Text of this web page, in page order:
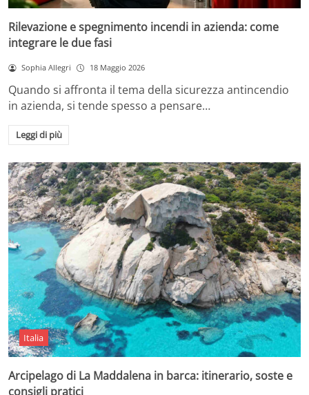
Rilevazione e spegnimento incendi in azienda: come
integrare le due fasi
Sophia Allegri 18 Maggio 2026
Quando si affronta il tema della sicurezza antincendio
in azienda, si tende spesso a pensare…
Leggi di più
Italia
Arcipelago di La Maddalena in barca: itinerario, soste e
consigli pratici